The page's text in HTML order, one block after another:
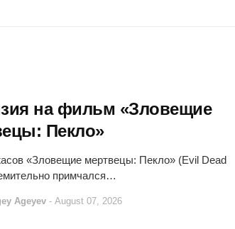
на фильм «Зловещие
Пекло»
«Зловещие мертвецы: Пекло» (Evil Dead
примчался…
Ageyev - August 07, 2026